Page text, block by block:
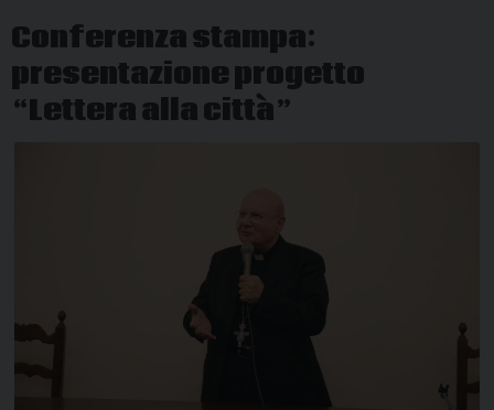
Conferenza stampa:
presentazione progetto
“Lettera alla città”